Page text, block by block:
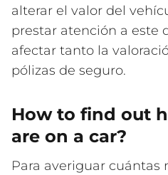
alterar el valor del
prestar atención a este
afectar tanto la
pólizas de seguro.
How to find out
are on a car?
Para averiguar cuántas